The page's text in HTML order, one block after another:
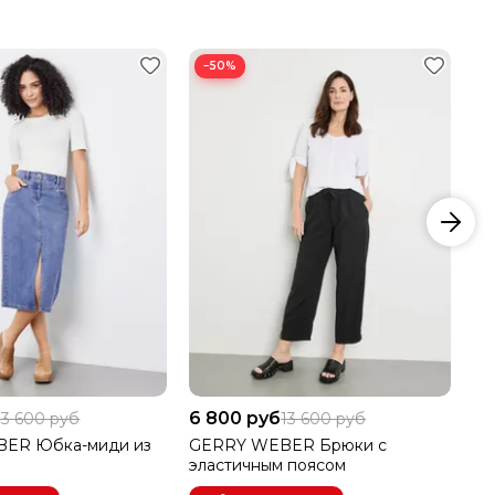
600 руб
Юбка-миди из
−50%
6 800 руб13 600 руб
GERRY WEBER Брюки с
эластичным поясом